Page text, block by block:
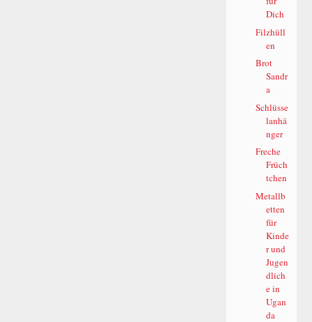
Dich
Filzhüll
en
Brot
Sandr
a
Schlüsse
lanhä
nger
Freche
Früch
tchen
Metallb
etten
für
Kinde
r und
Jugen
dlich
e in
Ugan
da